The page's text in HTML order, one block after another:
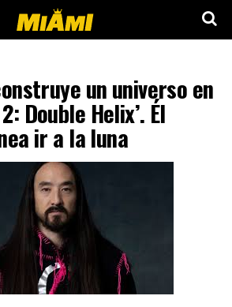
un universo en
2: Double Helix’. Él
ir a la luna